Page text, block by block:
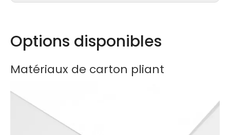
Options disponibles
Matériaux de carton pliant